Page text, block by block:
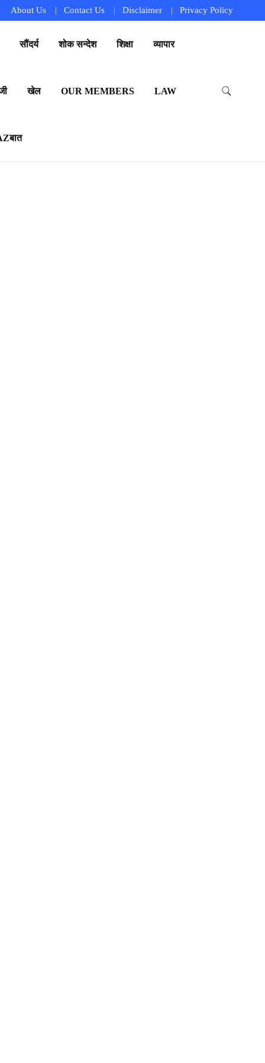
About Us Contact Us Disclaimer Privacy Policy
सौंदर्य शोक सन्देश शिक्षा व्यापार
खेल OUR MEMBERS LAW